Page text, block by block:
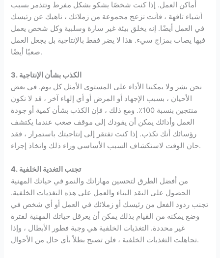
أماكن العمل. إذا كنت شخصًا يشكو بشكل مفرط وتتذمر بسبب
أشياء تافهة ، فأنت تزعج مجموعة من زملائك ، ناهيك عن رئيسك
في العمل أيضًا. إنه يخلق بيئة غير سارة وسلبية وكل شخص يعمل
فيها يصاب بمزاج سيء. هذا لا يضر فقط بالإنتاجية بل يجعل العمل
صعبًا أيضًا.
3. الكذب بشأن الإنتاجية
نحن بشر ولا يمكننا الأداء على المستوى الأمثل كل يوم. في بعض
الأحيان ، بسبب الإجهاد أو المرض أو أي إلهاء آخر ، قد لا نكون
منتجين بنسبة 100٪. ومع ذلك ، فإن الكذب بشأن كمية أو جودة
العمل وأدائك يمكن أن يقودك إلى موقف صعب عندما يكتشف
رؤسائك أنك تكذب. إذا كنت تفتقر إلى إنتاجيتك باستمرار ، فقد
حان الوقت لاستكشاف السبب الأساسي وراء ذلك واتخاذ إجراء.
4. تجنب التغدية الخلفية
من أفضل الطرق لتحسين مهاراتك والنمو في حياتك المهنية
الحصول على النقد البناء والعمل على هذه التغذيات الخلفية.
تجنب ردود الفعل من رئيسك أو زملائك في العمل أو أي شخص في
وضع يمكنه من القيام بذلك يمكن أن يعرقل حياتك المهنية لفترة
غير محددة. التغذيات الخلفية هي وجبة فطور الأبطال ، وإذا
تجاهلت التغذيات الخلفية ، فلن تصبح بطلاً بأي حال من الأحوال.